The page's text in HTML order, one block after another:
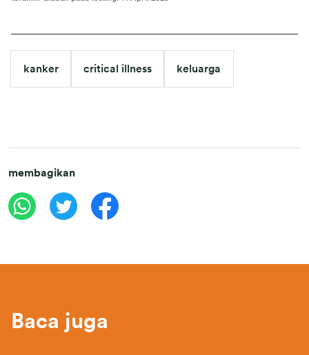
kanker critical illness keluarga
membagikan
Baca juga